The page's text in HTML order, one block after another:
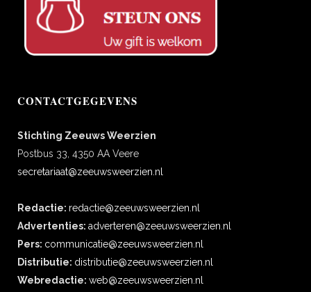
CONTACTGEGEVENS
Stichting Zeeuws Weerzien
Postbus 33, 4350 AA Veere
secretariaat@zeeuwsweerzien.nl
Redactie: redactie@zeeuwsweerzien.nl
Advertenties: adverteren@zeeuwsweerzien.nl
Pers: communicatie@zeeuwsweerzien.nl
Distributie: distributie@zeeuwsweerzien.nl
Webredactie: web@zeeuwsweerzien.nl